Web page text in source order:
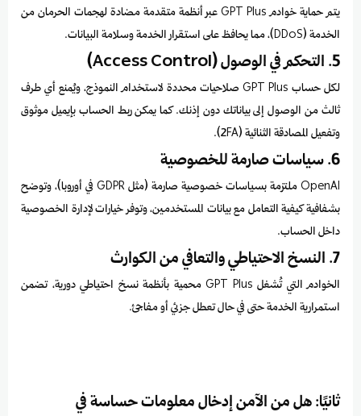
يتم حماية خوادم GPT Plus عبر أنظمة متقدمة مضادة لهجمات الحرمان من
الخدمة (DDoS)، مما يحافظ على استقرار الخدمة وسلامة البيانات.
5. التحكم في الوصول (Access Control)
لكل حساب GPT Plus صلاحيات محددة لاستخدام النموذج، ويُمنع أي طرف
ثالث من الوصول إلى بياناتك دون إذنك. كما يمكن ربط الحساب بإيميل موثوق
وتفعيل المصادقة الثنائية (2FA).
6. سياسات صارمة للخصوصية
OpenAI ملتزمة بسياسات خصوصية صارمة (مثل GDPR في أوروبا)، وتوضح
بشفافية كيفية التعامل مع بيانات المستخدمين، وتوفر خيارات لإدارة الخصوصية
داخل الحساب.
7. النسخ الاحتياطي والتعافي من الكوارث
الخوادم التي تُشغل GPT Plus محمية بأنظمة نسخ احتياطي دورية، تضمن
استمرارية الخدمة حتى في حال تعطل جزئي أو مفاجئ.
ثانيًا: هل من الآمن إدخال معلومات حساسة في